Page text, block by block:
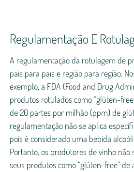
Regulamentação E
A regulamentação da rotulagem de
país para país e região para região.
exemplo, a FDA (Food and Drug
produtos rotulados como “glúten-
de 20 partes por milhão (ppm) de
regulamentação não se aplica
pois é considerado uma bebida
Portanto, os produtores de vinho não
seus produtos como “glúten-free” de